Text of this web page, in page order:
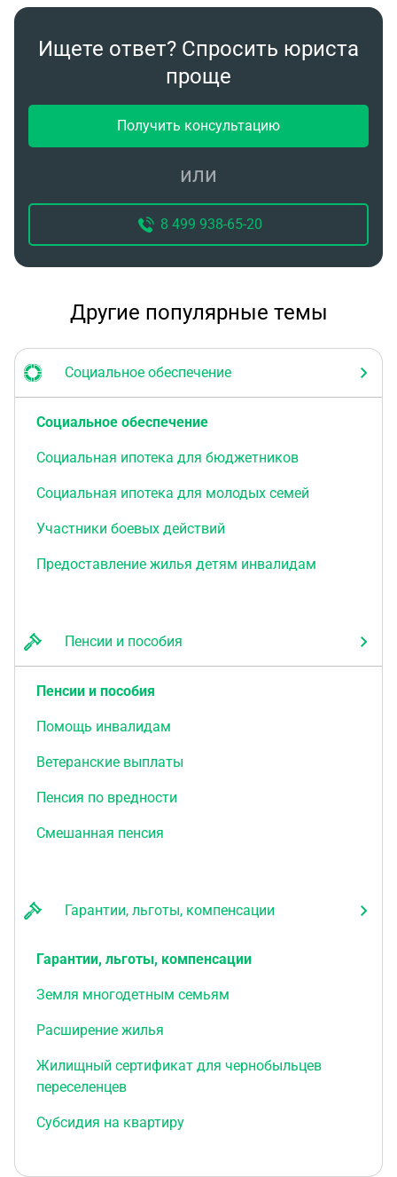
Ищете ответ? Спросить юриста
проще
Получить консультацию
или
8 499 938-65-20
Другие популярные темы
Социальное обеспечение
Социальное обеспечение
Социальная ипотека для бюджетников
Социальная ипотека для молодых семей
Участники боевых действий
Предоставление жилья детям инвалидам
Пенсии и пособия
Пенсии и пособия
Помощь инвалидам
Ветеранские выплаты
Пенсия по вредности
Смешанная пенсия
Гарантии, льготы, компенсации
Гарантии, льготы, компенсации
Земля многодетным семьям
Расширение жилья
Жилищный сертификат для чернобыльцев
переселенцев
Субсидия на квартиру